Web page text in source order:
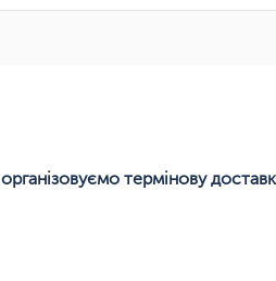
термінову доставку